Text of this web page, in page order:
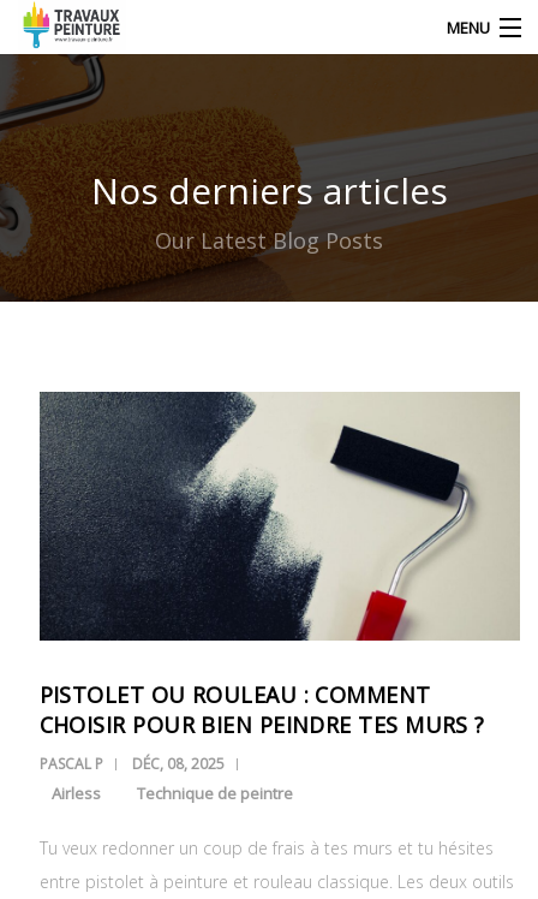
MENU
NOS DERNIERS ARTICLES
DÉCORATION
TRAVAUX
TECHNIQUE DE PEINTRE
Nos derniers articles
Our Latest Blog Posts
PISTOLET OU ROULEAU : COMMENT
CHOISIR POUR BIEN PEINDRE TES MURS ?
PASCAL P DÉC, 08, 2025
Airless Technique de peintre
Tu veux redonner un coup de frais à tes murs et tu hésites
entre pistolet à peinture et rouleau classique. Les deux outils